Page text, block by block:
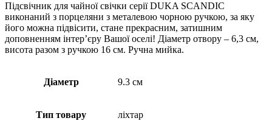
Підсвічник для чайної свічки серії DUKA SCANDIC
виконаний з порцеляни з металевою чорною ручкою, за яку
його можна підвісити, стане прекрасним, затишним
доповненням інтер’єру Вашої оселі! Діаметр отвору – 6,3 см,
висота разом з ручкою 16 см. Ручна мийка.
Діаметр 9.3 см
Тип товару ліхтар